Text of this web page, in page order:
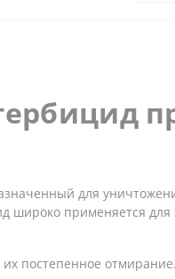
для
широко применяется
постепенное отмирание.